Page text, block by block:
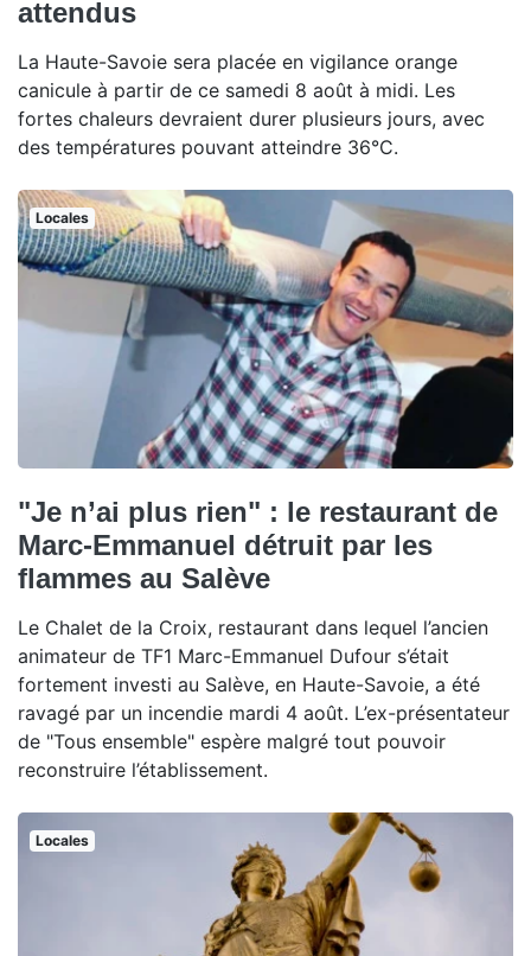
attendus
La Haute-Savoie sera placée en vigilance orange
canicule à partir de ce samedi 8 août à midi. Les
fortes chaleurs devraient durer plusieurs jours, avec
des températures pouvant atteindre 36°C.
Locales
"Je n’ai plus rien" : le restaurant de
Marc-Emmanuel détruit par les
flammes au Salève
Le Chalet de la Croix, restaurant dans lequel l’ancien
animateur de TF1 Marc-Emmanuel Dufour s’était
fortement investi au Salève, en Haute-Savoie, a été
ravagé par un incendie mardi 4 août. L’ex-présentateur
de "Tous ensemble" espère malgré tout pouvoir
reconstruire l’établissement.
Locales